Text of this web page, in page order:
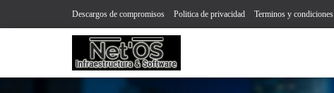
Descargos de compromisos Politica de privacidad Terminos y condiciones